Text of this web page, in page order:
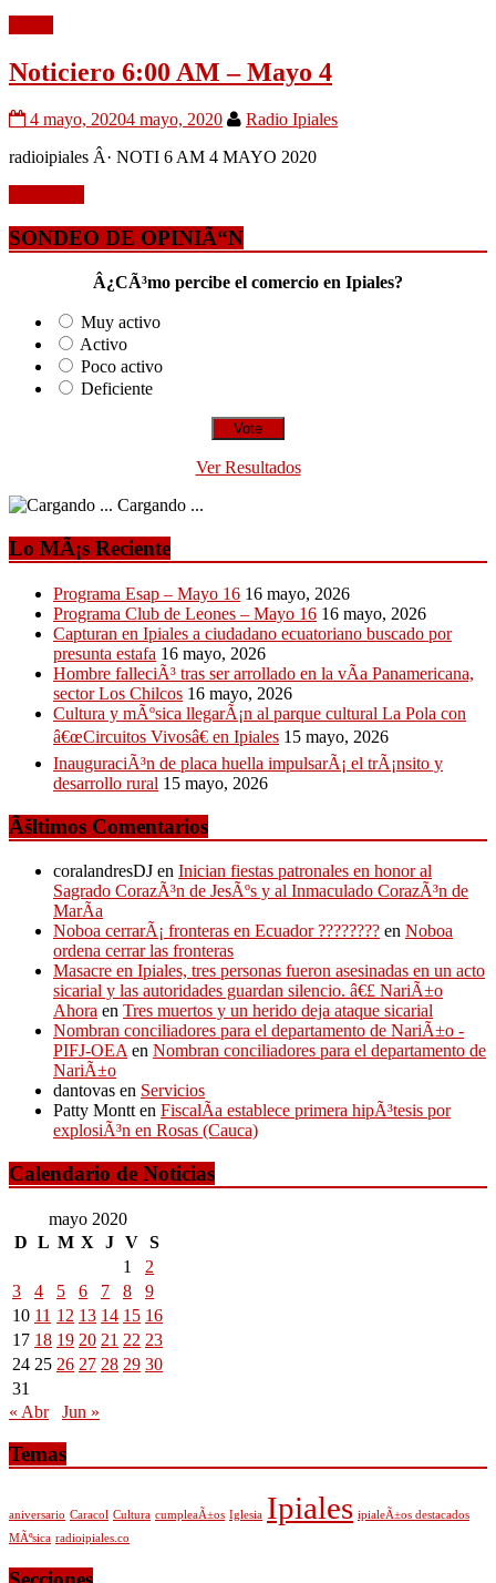
Noticiero 6:00 AM – Mayo 4
4 mayo, 20204 mayo, 2020
Radio Ipiales
radioipiales Â· NOTI 6 AM 4 MAYO 2020
SONDEO DE OPINIÃ“N
Â¿CÃ³mo percibe el comercio en Ipiales?
Muy activo
Activo
Poco activo
Deficiente
Ver Resultados
Cargando ...
Lo MÃ¡s Reciente
Programa Esap – Mayo 16 16 mayo, 2026
Programa Club de Leones – Mayo 16 16 mayo, 2026
Capturan en Ipiales a ciudadano ecuatoriano buscado por
presunta estafa 16 mayo, 2026
Hombre falleciÃ³ tras ser arrollado en la vÃ­a Panamericana,
sector Los Chilcos 16 mayo, 2026
Cultura y mÃºsica llegarÃ¡n al parque cultural La Pola con
â€œCircuitos Vivosâ€ en Ipiales 15 mayo, 2026
InauguraciÃ³n de placa huella impulsarÃ¡ el trÃ¡nsito y
desarrollo rural 15 mayo, 2026
Ãšltimos Comentarios
coralandresDJ en Inician fiestas patronales en honor al
Sagrado CorazÃ³n de JesÃºs y al Inmaculado CorazÃ³n de
MarÃ­a
Noboa cerrarÃ¡ fronteras en Ecuador ???????? en Noboa
ordena cerrar las fronteras
Masacre en Ipiales, tres personas fueron asesinadas en un acto
sicarial y las autoridades guardan silencio. â€£ NariÃ±o
Ahora en Tres muertos y un herido deja ataque sicarial
Nombran conciliadores para el departamento de NariÃ±o -
PIFJ-OEA en Nombran conciliadores para el departamento de
NariÃ±o
dantovas en Servicios
Patty Montt en FiscalÃ­a establece primera hipÃ³tesis por
explosiÃ³n en Rosas (Cauca)
Calendario de Noticias
mayo 2020
D L M X J V S
1
2
3
4 5 6 7 8
9
10 11 12 13 14 15 16
17 18 19 20 21 22 23
24 25 26 27 28 29 30
31
« Abr
Jun »
Temas
aniversario Caracol Cultura cumpleaÃ±os Iglesia Ipiales ipialeÃ±os destacados
MÃºsica radioipiales.co